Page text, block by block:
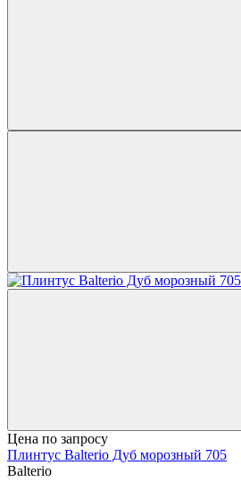
Цена по запросу
Плинтус Balterio Дуб морозный 705
Balterio